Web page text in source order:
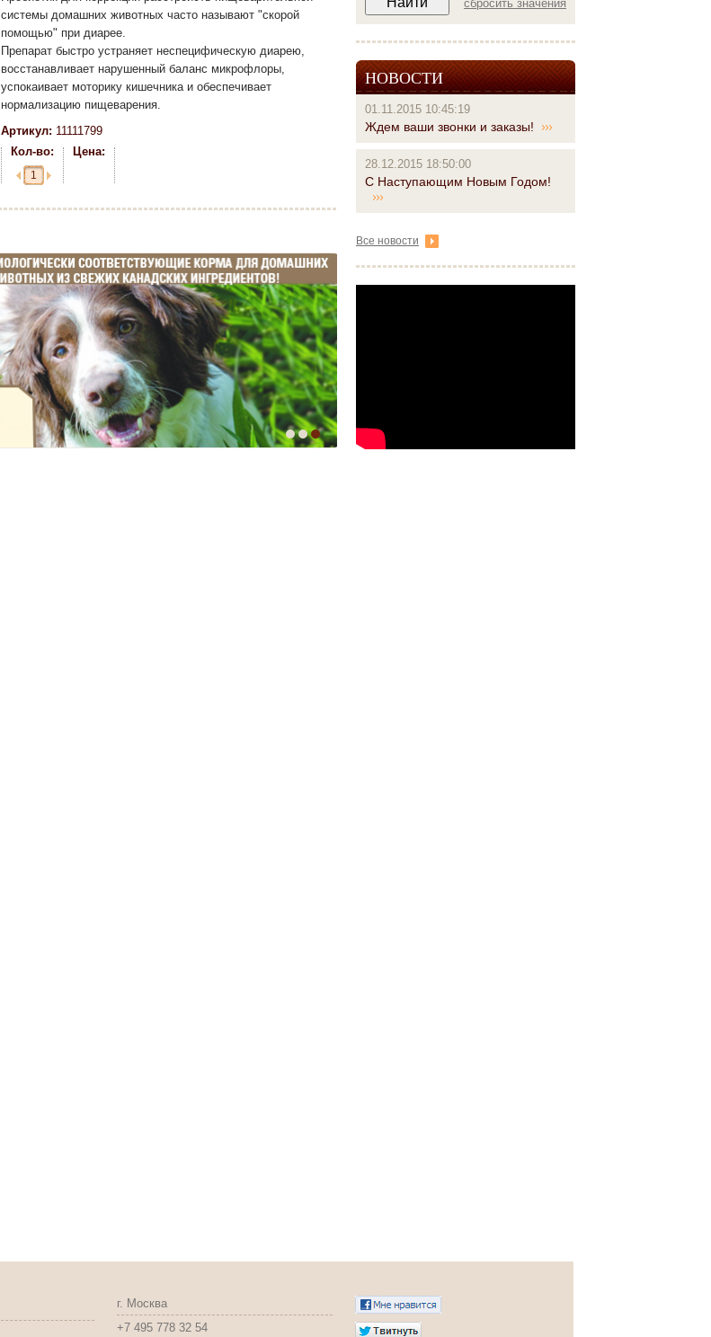
сбросить значения
НОВОСТИ
01.11.2015 10:45:19
Ждем ваши звонки и заказы!
28.12.2015 18:50:00
С Наступающим Новым Годом!
Все новости
системы домашних животных часто называют "скорой
помощью" при диарее.
Препарат быстро устраняет неспецифическую диарею,
восстанавливает нарушенный баланс микрофлоры,
успокаивает моторику кишечника и обеспечивает
нормализацию пищеварения.
Артикул: 11111799
Кол-во:
Цена:
г. Москва
+7 495 778 32 54